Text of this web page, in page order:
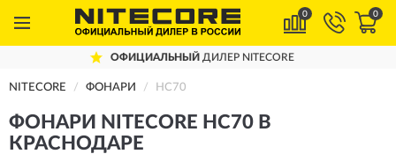
0 0
ОФИЦИАЛЬНЫЙДИЛЕР NITECORE
NITECORE ФОНАРИ HC70
ФОНАРИ NITECORE HC70 В
КРАСНОДАРЕ